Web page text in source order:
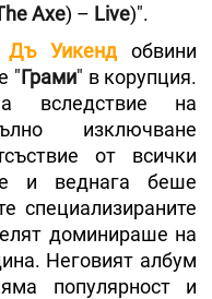
Axe) – Live)".
Дъ Уикенд обвини
"Грами" в корупция.
вследствие на
изключване
от всички
и веднага беше
специализираните
доминираше на
Неговият албум
популярност и